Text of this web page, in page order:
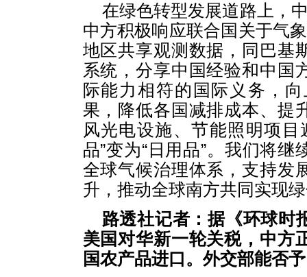
在绿色转型发展道路上，
中方积极响应联合国关于气
地区共享观测数据，同巴基
系统，分享中国经验和中国
际能力相符的国际义务，
果，降低各国减排成本、提
风光电设施、节能照明项
品”变为“日用品”。我们将
全球气候治理体系，支持发
升，推动全球南方共同实现
路透社记者：据《环球时
美国对华新一轮关税，中方
国农产品进口。外交部能否